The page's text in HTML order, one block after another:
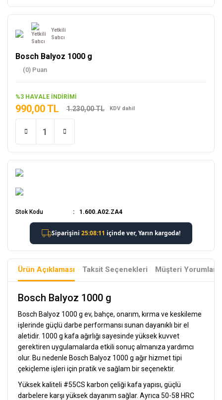
Stok Kodu 1.600.A02.ZA4
Yetkili
Satıcı
Bosch Balyoz 1000 g
(0) Puan
%3 HAVALE İNDİRİMİ
990,00 TL 1.230,00 TL KDV dahil
Ürün Açıklaması Taksit Seçenekleri Müşteri Yorumları
Bosch Balyoz 1000 g
Bosch Balyoz 1000 g ev, bahçe, onarım, kırma ve keskileme
işlerinde güçlü darbe performansı sunan dayanıklı bir el
aletidir. 1000 g kafa ağırlığı sayesinde yüksek kuvvet
gerektiren uygulamalarda etkili sonuç almanıza yardımcı
olur. Bu nedenle Bosch Balyoz 1000 g ağır hizmet tipi
çekiçleme işleri için pratik ve sağlam bir seçenektir.
Yüksek kaliteli #55CS karbon çeliği kafa yapısı, güçlü
darbelere karşı yüksek dayanım sağlar. Ayrıca 50-58 HRC